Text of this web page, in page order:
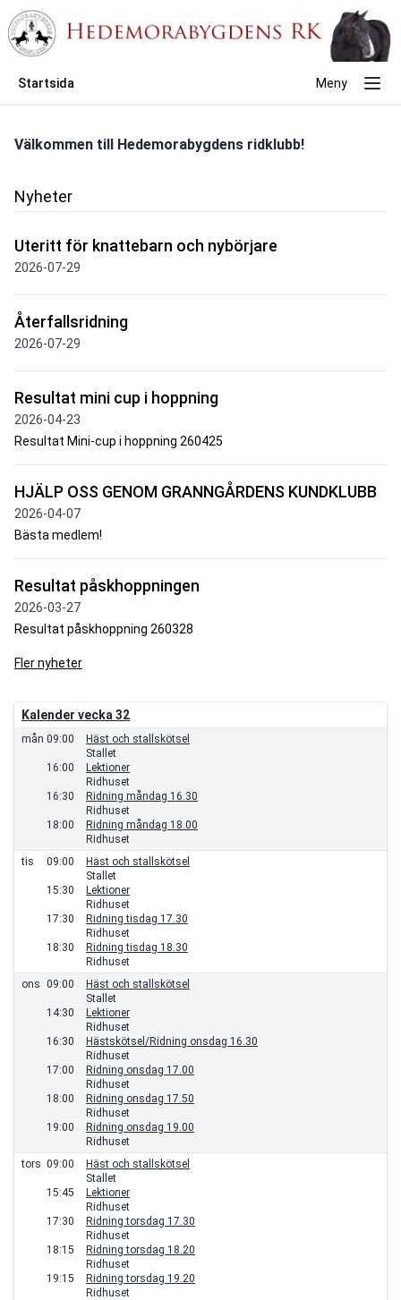
Startsida Meny
Välkommen till Hedemorabygdens ridklubb!
Nyheter
Uteritt för knattebarn och nybörjare
2026-07-29
Återfallsridning
2026-07-29
Resultat mini cup i hoppning
2026-04-23
Resultat Mini-cup i hoppning 260425
HJÄLP OSS GENOM GRANNGÅRDENS KUNDKLUBB
2026-04-07
Bästa medlem!
Resultat påskhoppningen
2026-03-27
Resultat påskhoppning 260328
Fler nyheter
Kalender vecka 32
mån 09:00
Häst och stallskötsel
Stallet
16:00
Lektioner
Ridhuset
16:30
Ridning måndag 16.30
Ridhuset
18:00
Ridning måndag 18.00
Ridhuset
tis
09:00
Häst och stallskötsel
Stallet
15:30
Lektioner
Ridhuset
17:30
Ridning tisdag 17.30
Ridhuset
18:30
Ridning tisdag 18.30
Ridhuset
ons 09:00
Häst och stallskötsel
Stallet
14:30
Lektioner
Ridhuset
16:30
Hästskötsel/Ridning onsdag 16.30
Ridhuset
17:00
Ridning onsdag 17.00
Ridhuset
18:00
Ridning onsdag 17.50
Ridhuset
19:00
Ridning onsdag 19.00
Ridhuset
tors 09:00
Häst och stallskötsel
Stallet
15:45
Lektioner
Ridhuset
17:30
Ridning torsdag 17.30
Ridhuset
18:15
Ridning torsdag 18.20
Ridhuset
19:15
Ridning torsdag 19.20
Ridhuset